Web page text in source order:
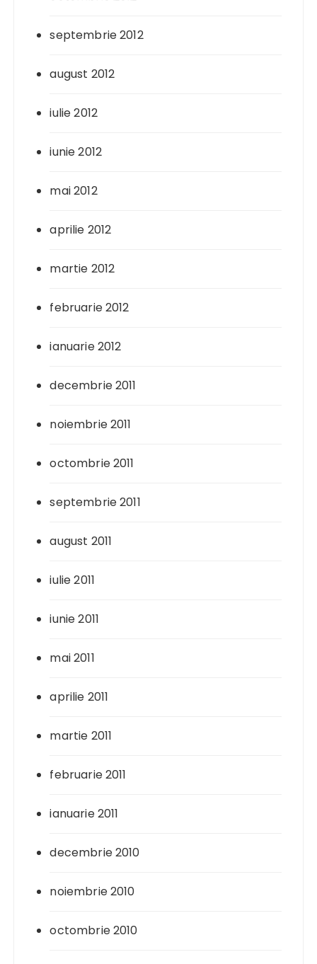
septembrie 2012
august 2012
iulie 2012
iunie 2012
mai 2012
aprilie 2012
martie 2012
februarie 2012
ianuarie 2012
decembrie 2011
noiembrie 2011
octombrie 2011
septembrie 2011
august 2011
iulie 2011
iunie 2011
mai 2011
aprilie 2011
martie 2011
februarie 2011
ianuarie 2011
decembrie 2010
noiembrie 2010
octombrie 2010